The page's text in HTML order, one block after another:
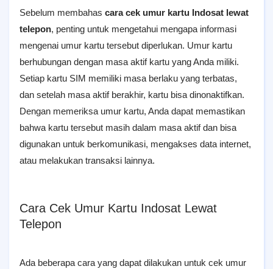
Sebelum membahas cara cek umur kartu Indosat lewat
telepon, penting untuk mengetahui mengapa informasi
mengenai umur kartu tersebut diperlukan. Umur kartu
berhubungan dengan masa aktif kartu yang Anda miliki.
Setiap kartu SIM memiliki masa berlaku yang terbatas,
dan setelah masa aktif berakhir, kartu bisa dinonaktifkan.
Dengan memeriksa umur kartu, Anda dapat memastikan
bahwa kartu tersebut masih dalam masa aktif dan bisa
digunakan untuk berkomunikasi, mengakses data internet,
atau melakukan transaksi lainnya.
Cara Cek Umur Kartu Indosat Lewat
Telepon
Ada beberapa cara yang dapat dilakukan untuk cek umur